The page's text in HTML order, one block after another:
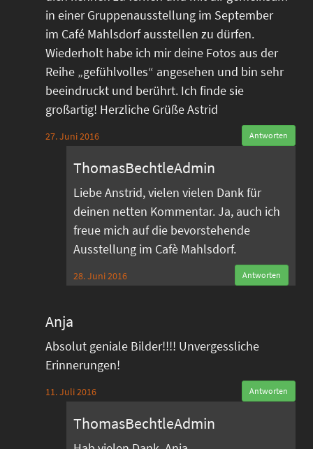
in einer Gruppenausstellung im September
im Café Mahlsdorf ausstellen zu dürfen.
Wiederholt habe ich mir deine Fotos aus der
Reihe „gefühlvolles“ angesehen und bin sehr
beeindruckt und berührt. Ich finde sie
großartig! Herzliche Grüße Astrid
27. Juni 2016 Antworten
ThomasBechtleAdmin
Liebe Anstrid, vielen vielen Dank für
deinen netten Kommentar. Ja, auch ich
freue mich auf die bevorstehende
Ausstellung im Cafè Mahlsdorf.
28. Juni 2016 Antworten
Anja
Absolut geniale Bilder!!!! Unvergessliche
Erinnerungen!
11. Juli 2016 Antworten
ThomasBechtleAdmin